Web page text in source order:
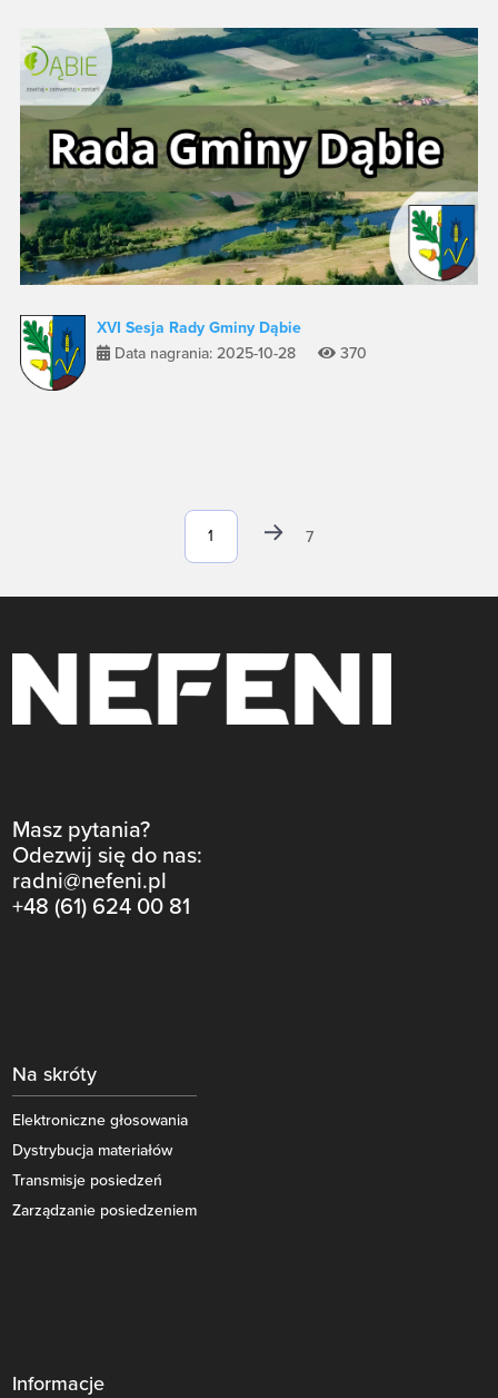
XVI Sesja Rady Gminy Dąbie
Data nagrania: 2025-10-28
370
7
Masz pytania?
Odezwij się do nas:
radni@nefeni.pl
+48 (61) 624 00 81
Na skróty
Elektroniczne głosowania
Dystrybucja materiałów
Transmisje posiedzeń
Zarządzanie posiedzeniem
Informacje